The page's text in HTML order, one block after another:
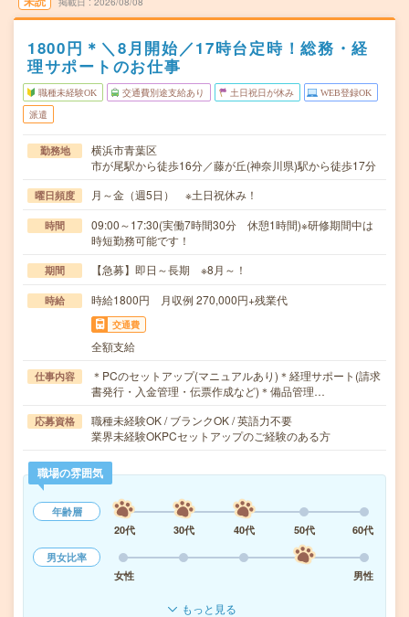
1800円＊＼8月開始／17時台定時！総務・経
理サポートのお仕事
職種未経験OK 交通費別途支給あり 土日祝日が休み WEB登録OK
派遣
勤務地
横浜市青葉区
市が尾駅から徒歩16分／藤が丘(神奈川県)駅から徒歩17分
曜日頻度 月～金（週5日） ※土日祝休み！
時間
09:00～17:30(実働7時間30分 休憩1時間)※研修期間中は
時短勤務可能です！
期間 【急募】即日～長期 ※8月～！
時給 時給1800円 月収例 270,000円+残業代
交通費
全額支給
仕事内容
＊PCのセットアップ(マニュアルあり)＊経理サポート(請求
書発行・入金管理・伝票作成など)＊備品管理…
応募資格
職種未経験OK / ブランクOK / 英語力不要
業界未経験OKPCセットアップのご経験のある方
職場の雰囲気
年齢層
20代
30代 40代 50代
60代
男女比率
女性
男性
もっと見る